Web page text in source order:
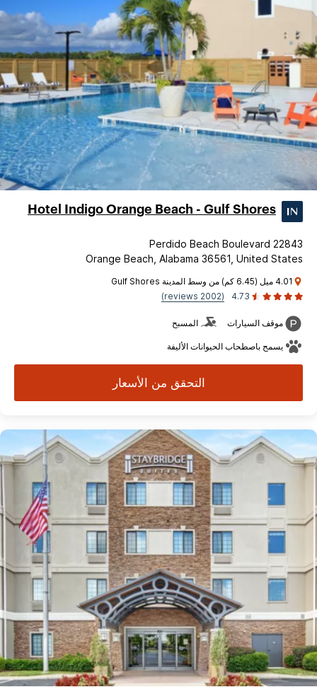
Hotel Indigo Orange Beach - Gulf Shores
22843 Perdido Beach Boulevard
Orange Beach, Alabama 36561, United States
4.01 ميل (6.45 كم) من وسط المدينة Gulf Shores
4.73
(2002 reviews)
موقف السيارات المسبح
يسمح باصطحاب الحيوانات الأليفة
التحقق من الأسعار